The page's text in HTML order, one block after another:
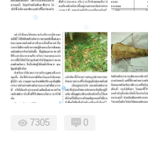
7305 0